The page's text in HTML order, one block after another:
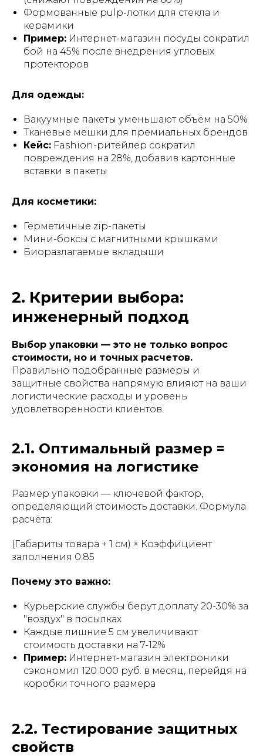
Формованные pulp-лотки для стекла и
керамики
Пример: Интернет-магазин посуды сократил
бой на 45% после внедрения угловых
протекторов
Для одежды:
Вакуумные пакеты уменьшают объём на 50%
Тканевые мешки для премиальных брендов
Кейс: Fashion-ритейлер сократил
повреждения на 28%, добавив картонные
вставки в пакеты
Для косметики:
Герметичные zip-пакеты
Мини-боксы с магнитными крышками
Биоразлагаемые вкладыши
2. Критерии выбора:
инженерный подход
Выбор упаковки — это не только вопрос
стоимости, но и точных расчетов.
Правильно подобранные размеры и
защитные свойства напрямую влияют на ваши
логистические расходы и уровень
удовлетворенности клиентов.
2.1. Оптимальный размер =
экономия на логистике
Размер упаковки — ключевой фактор,
определяющий стоимость доставки. Формула
расчёта:
(Габариты товара + 1 см) × Коэффициент
заполнения 0.85
Почему это важно:
Курьерские службы берут доплату 20-30% за
"воздух" в посылках
Каждые лишние 5 см увеличивают
стоимость доставки на 7-12%
Пример: Интернет-магазин электроники
сэкономил 120 000 руб. в месяц, перейдя на
коробки точного размера
2.2. Тестирование защитных
свойств